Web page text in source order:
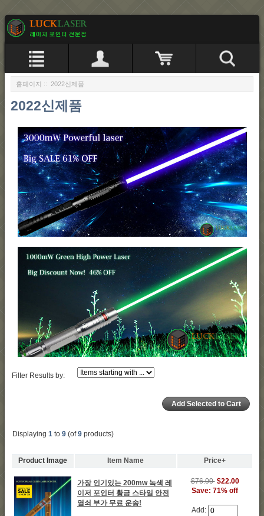
홈페이지 :: 2022신제품
2022신제품
Filter Results by:
Displaying 1 to 9 (of9 products)
Product Image Item Name Price+
가장 인기있는 200mw 녹색 레
이저 포인터 황금 스타일 안전
열쇠 부가 무료 운송!
$76.00 $22.00
Save: 71% off
Add: